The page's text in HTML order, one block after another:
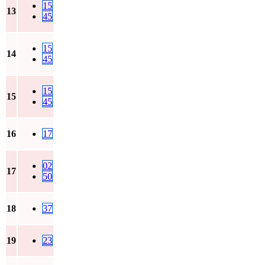
13
15
45
14
15
45
15
15
45
16 17
17
02
50
18 37
19 23